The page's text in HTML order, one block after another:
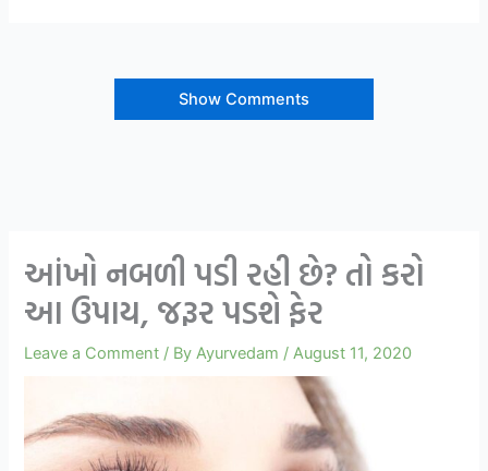
Show Comments
આંખો નબળી પડી રહી છે? તો કરો
આ ઉપાય, જરૂર પડશે ફેર
Leave a Comment / ByAyurvedam /August 11, 2020